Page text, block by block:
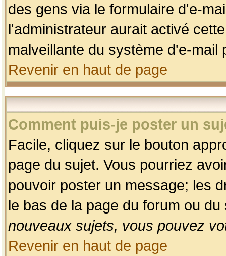
des gens via le formulaire d'e-
l'administrateur aurait activé
malveillante du système d'e-
Revenir en haut de page
Comment puis-je poster un
Facile, cliquez sur le bouton
page du sujet. Vous pourriez
pouvoir poster un message; les
le bas de la page du forum ou
nouveaux sujets, vous pouvez
Revenir en haut de page